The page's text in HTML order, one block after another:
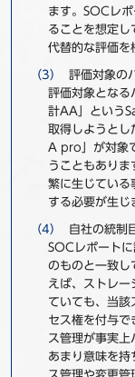
ます。SOCレ
ることを想定し
代替的な評価を
評価対象の
評価対象となる
計AA」という
取得しようとし
A pro」が対象
うこともあり
繁に生じている
する必要が生じ
自社の統制
SOCレポート
のものと一致し
えば、ストレ
ていても、当該
セス権を付与で
ス管理が事実上
あまり意味を持